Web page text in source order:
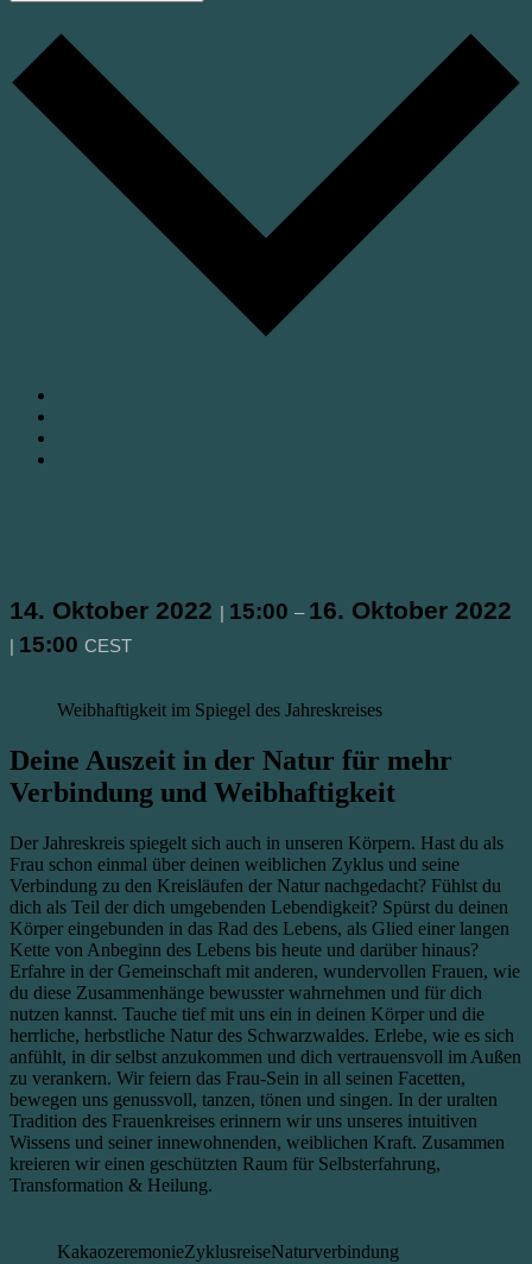
14. Oktober 2022 | 15:00 – 16. Oktober 2022
| 15:00 CEST
Weibhaftigkeit im Spiegel des Jahreskreises
Deine Auszeit in der Natur für mehr
Verbindung und Weibhaftigkeit
Der Jahreskreis spiegelt sich auch in unseren Körpern. Hast du als
Frau schon einmal über deinen weiblichen Zyklus und seine
Verbindung zu den Kreisläufen der Natur nachgedacht? Fühlst du
dich als Teil der dich umgebenden Lebendigkeit? Spürst du deinen
Körper eingebunden in das Rad des Lebens, als Glied einer langen
Kette von Anbeginn des Lebens bis heute und darüber hinaus?
Erfahre in der Gemeinschaft mit anderen, wundervollen Frauen, wie
du diese Zusammenhänge bewusster wahrnehmen und für dich
nutzen kannst. Tauche tief mit uns ein in deinen Körper und die
herrliche, herbstliche Natur des Schwarzwaldes. Erlebe, wie es sich
anfühlt, in dir selbst anzukommen und dich vertrauensvoll im Außen
zu verankern. Wir feiern das Frau-Sein in all seinen Facetten,
bewegen uns genussvoll, tanzen, tönen und singen. In der uralten
Tradition des Frauenkreises erinnern wir uns unseres intuitiven
Wissens und seiner innewohnenden, weiblichen Kraft. Zusammen
kreieren wir einen geschützten Raum für Selbsterfahrung,
Transformation & Heilung.
KakaozeremonieZyklusreiseNaturverbindung